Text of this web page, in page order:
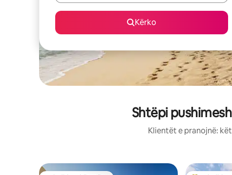
Kërko
Shtëpi
Klientët e pranojnë: